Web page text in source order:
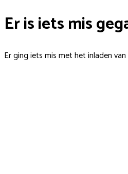
Er is iets mis
Er ging iets mis met het inladen